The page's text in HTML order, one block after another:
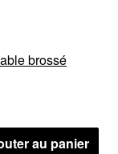
brossé
au panier